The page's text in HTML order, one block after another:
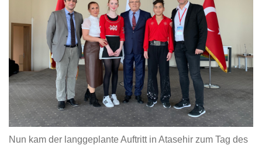
Nun kam der langgeplante Auftritt in Atasehir zum Tag des